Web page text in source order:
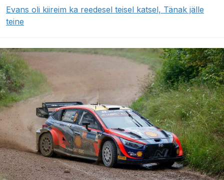
Evans oli kiireim ka reedesel teisel katsel, Tänak jälle
teine